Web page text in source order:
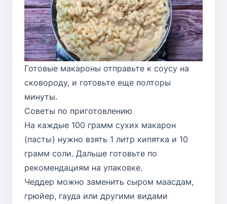
Готовые макароны отправьте к соусу на
сковороду, и готовьте еще полторы
минуты.
Советы по приготовлению
На каждые 100 грамм сухих макарон
(пасты) нужно взять 1 литр кипятка и 10
грамм соли. Дальше готовьте по
рекомендациям на упаковке.
Чеддер можно заменить сыром маасдам,
грюйер, гауда или другими видами